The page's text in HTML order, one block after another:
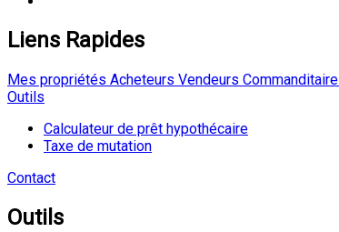
Liens Rapides
Mes propriétés Acheteurs Vendeurs Commanditaire
Outils
Calculateur de prêt hypothécaire
Taxe de mutation
Contact
Outils